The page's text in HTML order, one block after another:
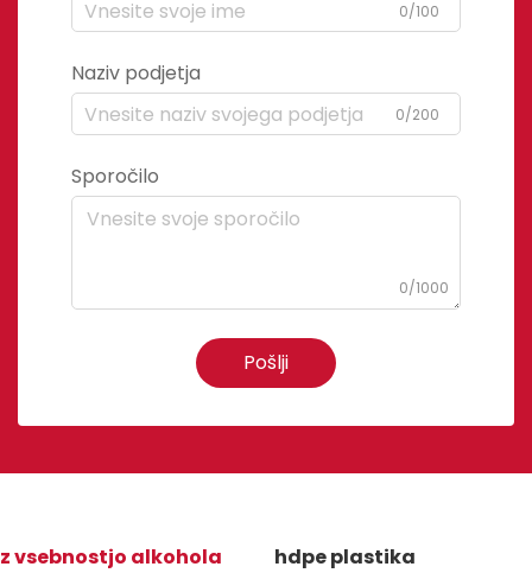
0/100
Naziv podjetja
0/200
Sporočilo
0/1000
Pošlji
z vsebnostjo alkohola
hdpe plastika